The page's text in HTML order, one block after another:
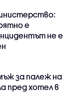
е
не е
за палеж на
пред хотел в